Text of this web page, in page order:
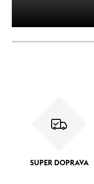
SUPER DOPRAVA